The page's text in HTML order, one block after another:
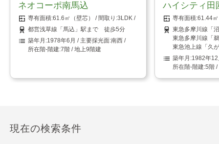
ネオコーポ南馬込
61.6㎡（壁芯）
3LDK
都営浅草線「馬込」駅まで 徒歩5分
1978年6月
南西
7階 / 地上9階建
ハイシティ田
61.44
東急多摩川線「
東急多摩川線「
東急池上線「久
1982年12
5階 /
現在の検索条件